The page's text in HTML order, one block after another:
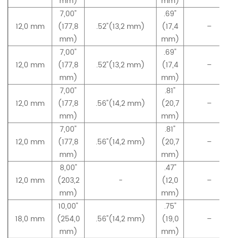
12,0 mm
7,00"
(177,8
mm)
.52"(13,2 mm)
.69"
(17,4
mm)
–
12,0 mm
7,00"
(177,8
mm)
.52"(13,2 mm)
.69"
(17,4
mm)
–
12,0 mm
7,00"
(177,8
mm)
.56"(14,2 mm)
.81"
(20,7
mm)
–
12,0 mm
7,00"
(177,8
mm)
.56"(14,2 mm)
.81"
(20,7
mm)
–
12,0 mm
8,00"
(203,2
mm)
-
.47"
(12,0
mm)
–
18,0 mm
10,00"
(254,0
mm)
.56"(14,2 mm)
.75"
(19,0
mm)
–